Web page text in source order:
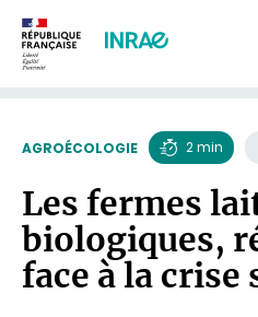
AGROÉCOLOGIE
de
lecture
2 min
Les fermes
biologiques,
face à la crise